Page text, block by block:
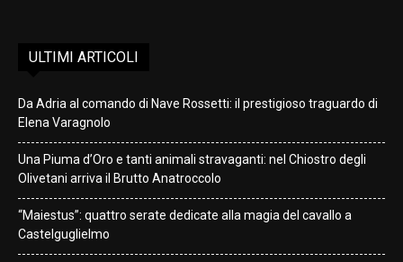
ULTIMI ARTICOLI
Da Adria al comando di Nave Rossetti: il prestigioso traguardo di
Elena Varagnolo
Una Piuma d’Oro e tanti animali stravaganti: nel Chiostro degli
Olivetani arriva il Brutto Anatroccolo
“Maiestus”: quattro serate dedicate alla magia del cavallo a
Castelguglielmo